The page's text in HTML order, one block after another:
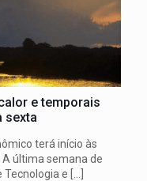
e temporais
sexta
terá início às
última semana de
Tecnologia e